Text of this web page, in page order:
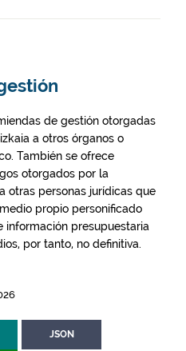
de gestión otorgadas
a otros órganos o
También se ofrece
otorgados por la
otras personas jurídicas que
propio personificado
información presupuestaria
por tanto, no definitiva.
JSON